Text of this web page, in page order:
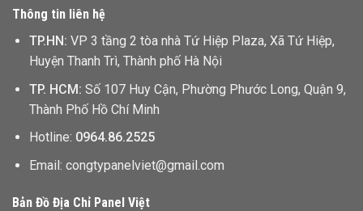
Thông tin liên hệ
TP.HN: VP 3 tầng 2 tòa nhà Tứ Hiệp Plaza, Xã Tứ Hiệp,
Huyện Thanh Trì, Thành phố Hà Nội
TP. HCM: Số 107 Huy Cận, Phường Phước Long, Quận 9,
Thành Phố Hồ Chí Minh
Hotline: 0964.86.2525
Email: congtypanelviet@gmail.com
Bản Đồ Địa Chỉ Panel Việt